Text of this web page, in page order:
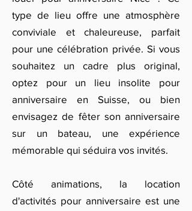
type de lieu offre une atmosphère
conviviale et chaleureuse, parfait
pour une célébration privée. Si vous
souhaitez un cadre plus original,
optez pour un lieu insolite pour
anniversaire en Suisse, ou bien
envisagez de fêter son anniversaire
sur un bateau, une expérience
mémorable qui séduira vos invités.
Côté animations, la location
d'activités pour anniversaire est une